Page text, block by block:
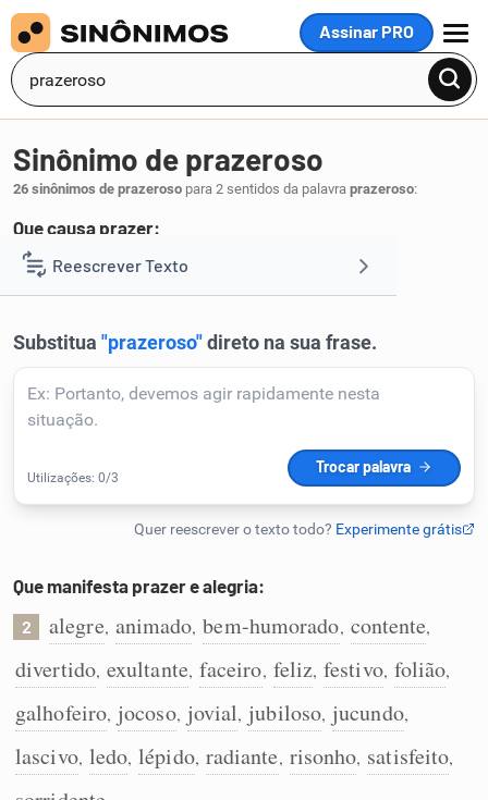
Assinar PRO
MENU
Reescrever Texto
Corrigir Texto
Humanizador de IA
Cata-letras
Conexões
Caça-palavras
Sinônimo de prazeroso
26 sinônimos de prazeroso para 2 sentidos da palavra prazeroso:
Que causa prazer:
1 aprazível,agradável bom
Que manifesta prazer e alegria:
2 alegre, animado, bem-humorado, contente,
divertido, exultante, faceiro, feliz, festivo, folião,
galhofeiro, jocoso, jovial, jubiloso, jucundo,
lascivo, ledo, lépido, radiante, risonho, satisfeito,